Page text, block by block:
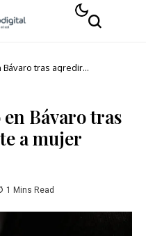
tras agredir
Bávaro tras
a mujer
1 Mins Read